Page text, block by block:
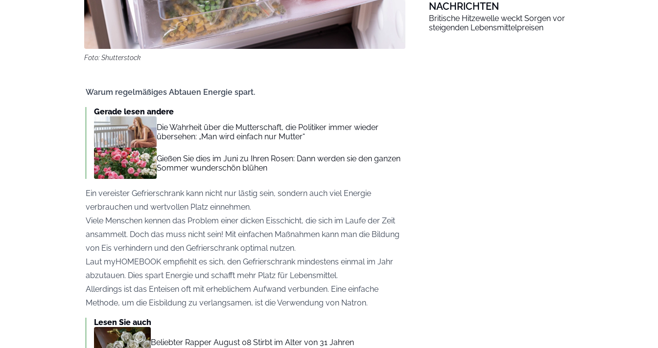
Foto: Shutterstock
Warum regelmäßiges Abtauen Energie spart.
Gerade lesen andere
Die Wahrheit über die Mutterschaft, die Politiker immer wieder
übersehen: „Man wird einfach nur Mutter“
Gießen Sie dies im Juni zu Ihren Rosen: Dann werden sie den ganzen
Sommer wunderschön blühen
Ein vereister Gefrierschrank kann nicht nur lästig sein, sondern auch viel Energie
verbrauchen und wertvollen Platz einnehmen.
Viele Menschen kennen das Problem einer dicken Eisschicht, die sich im Laufe der Zeit
ansammelt. Doch das muss nicht sein! Mit einfachen Maßnahmen kann man die Bildung
von Eis verhindern und den Gefrierschrank optimal nutzen.
Laut myHOMEBOOK empfiehlt es sich, den Gefrierschrank mindestens einmal im Jahr
abzutauen. Dies spart Energie und schafft mehr Platz für Lebensmittel.
Allerdings ist das Enteisen oft mit erheblichem Aufwand verbunden. Eine einfache
Methode, um die Eisbildung zu verlangsamen, ist die Verwendung von Natron.
Lesen Sie auch
Beliebter Rapper August 08 Stirbt im Alter von 31 Jahren
NACHRICHTEN
Britische Hitzewelle weckt Sorgen vor
steigenden Lebensmittelpreisen